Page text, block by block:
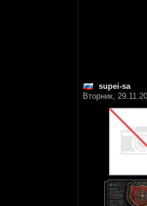
supei-sa
Вторник,